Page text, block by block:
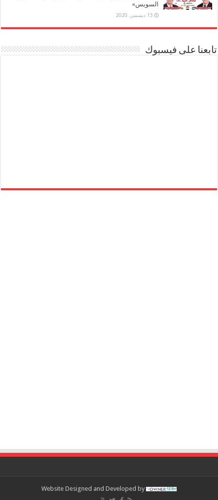
السويس»
13 ديسمبر، 2020
تابعنا على فيسبوك
Website Designed and Developed by